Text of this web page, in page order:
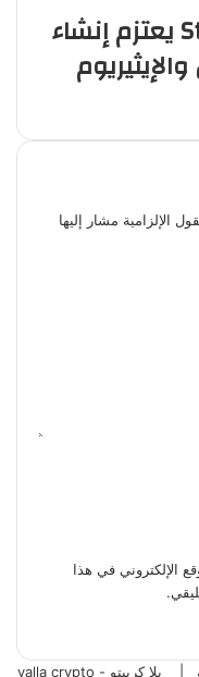
بنك Standard Chartered يعتزم إنشاء
الإلزامية مشار إليها
الإلكتروني في هذا
يلا كريبتو - yalla crypto